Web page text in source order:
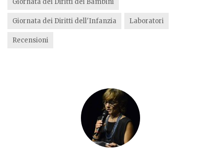
k
p
Giornata dei Diritti dei Bambini
Giornata dei Diritti dell'Infanzia Laboratori
Recensioni